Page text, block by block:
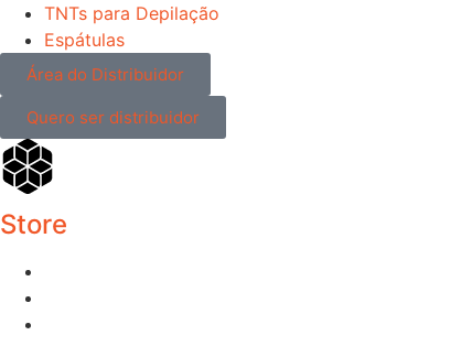
TNTs para Depilação
Espátulas
Área do Distribuidor
Quero ser distribuidor
Store